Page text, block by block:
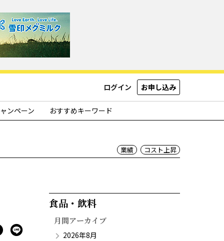
ログイン お申し込み
ンペーン おすすめキーワード
業績 コスト上昇
食品・飲料​
月間アーカイブ
2026年8月